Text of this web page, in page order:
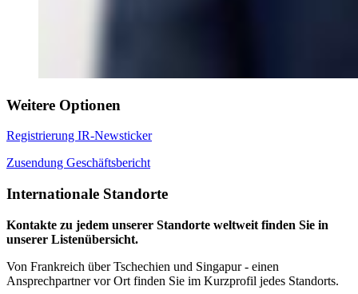
Weitere Optionen
Registrierung IR-Newsticker
Zusendung Geschäftsbericht
Internationale Standorte
Kontakte zu jedem unserer Standorte weltweit finden Sie in
unserer Listenübersicht.
Von Frankreich über Tschechien und Singapur - einen
Ansprechpartner vor Ort finden Sie im Kurzprofil jedes Standorts.